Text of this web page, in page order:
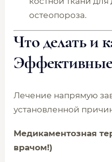
остеопороза.
Что делать и
Лечение напрямую
установленной
Медикаментозная
врачом!)